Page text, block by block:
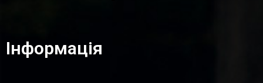
Інформація